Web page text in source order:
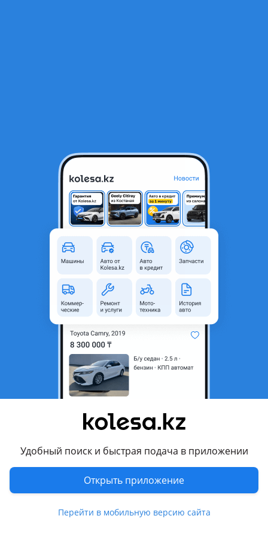
Удобный поиск и быстрая подача в приложении
Открыть приложение
Перейти в мобильную версию сайта
Hyundai Sonata 2020 года
Объявление находится в архиве и может быть
Алматы, Алматинская
2019 - н.в. 8 поколение
Седан
Объем двигателя, л
113 000 км
Автомат
Привод
Передний привод
Руль
Слева
Цвет
серый
Растаможен в Казахстане